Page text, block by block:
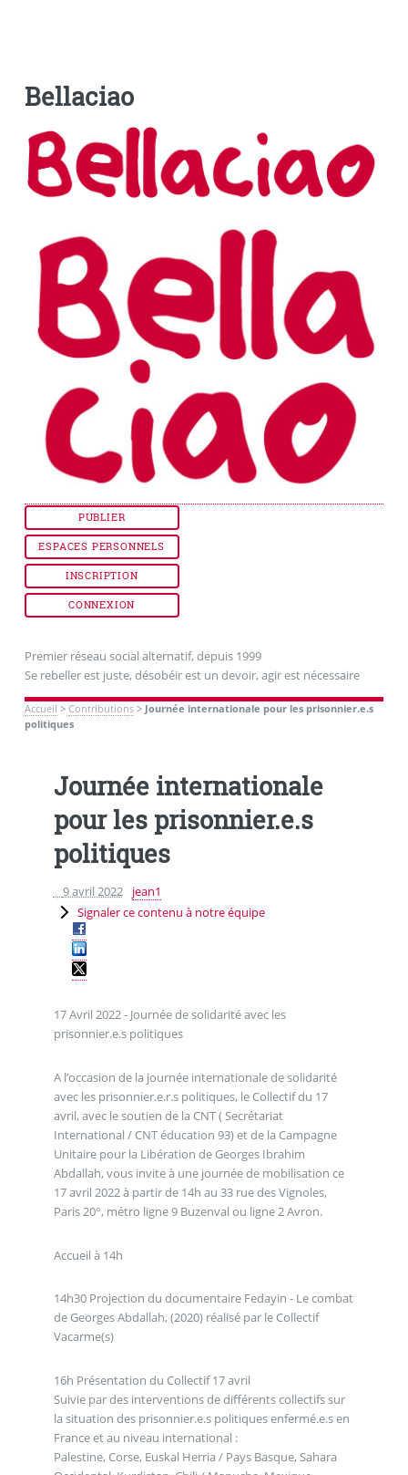
Bellaciao
PUBLIER
ESPACES PERSONNELS
INSCRIPTION
CONNEXION
Premier réseau social alternatif, depuis 1999
Se rebeller est juste, désobéir est un devoir, agir est nécessaire
Accueil > Contributions> Journée internationale pour les prisonnier.e.s
politiques
Journée internationale
pour les prisonnier.e.s
politiques
9 avril 2022
jean1
Signaler ce contenu à notre équipe
17 Avril 2022 - Journée de solidarité avec les
prisonnier.e.s politiques
A l’occasion de la journée internationale de solidarité
avec les prisonnier.e.r.s politiques, le Collectif du 17
avril, avec le soutien de la CNT ( Secrétariat
International / CNT éducation 93) et de la Campagne
Unitaire pour la Libération de Georges Ibrahim
Abdallah, vous invite à une journée de mobilisation ce
17 avril 2022 à partir de 14h au 33 rue des Vignoles,
Paris 20°, métro ligne 9 Buzenval ou ligne 2 Avron.
Accueil à 14h
14h30 Projection du documentaire Fedayin - Le combat
de Georges Abdallah, (2020) réalisé par le Collectif
Vacarme(s)
16h Présentation du Collectif 17 avril
Suivie par des interventions de différents collectifs sur
la situation des prisonnier.e.s politiques enfermé.e.s en
France et au niveau international :
Palestine, Corse, Euskal Herria / Pays Basque, Sahara